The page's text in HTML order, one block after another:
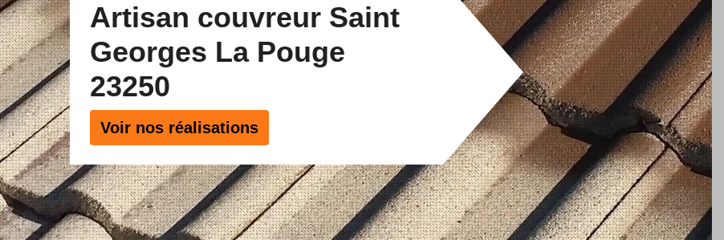
Artisan couvreur Saint
Georges La Pouge
23250
Voir nos réalisations